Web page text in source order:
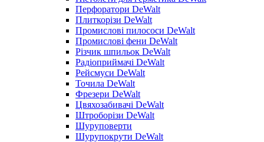
Перфоратори DeWalt
Плиткорізи DeWalt
Промислові пилососи DeWalt
Промислові фени DeWalt
Різчик шпильок DeWalt
Радіоприймачі DeWalt
Рейсмуси DeWalt
Точила DeWalt
Фрезери DeWalt
Цвяхозабивачі DeWalt
Штроборізи DeWalt
Шуруповерти
Шурупокрути DeWalt